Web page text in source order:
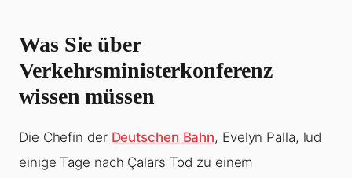
Was Sie über
Verkehrsministerkonferenz
wissen müssen
Die Chefin der Deutschen Bahn, Evelyn Palla, lud
einige Tage nach Çalars Tod zu einem